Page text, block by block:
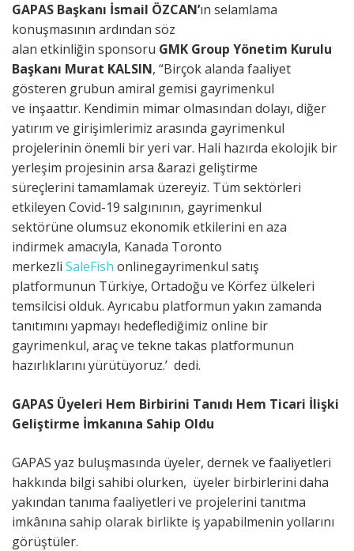
GAPAS Başkanı İsmail ÖZCAN’ın selamlama
konuşmasının ardından söz
alan etkinliğin sponsoru GMK Group Yönetim Kurulu
Başkanı Murat KALSIN, “Birçok alanda faaliyet
gösteren grubun amiral gemisi gayrimenkul
ve inşaattır. Kendimin mimar olmasından dolayı, diğer
yatırım ve girişimlerimiz arasında gayrimenkul
projelerinin önemli bir yeri var. Hali hazırda ekolojik bir
yerleşim projesinin arsa &arazi geliştirme
süreçlerini tamamlamak üzereyiz. Tüm sektörleri
etkileyen Covid-19 salgınının, gayrimenkul
sektörüne olumsuz ekonomik etkilerini en aza
indirmek amacıyla, Kanada Toronto
merkezli SaleFish onlinegayrimenkul satış
platformunun Türkiye, Ortadoğu ve Körfez ülkeleri
temsilcisi olduk. Ayrıcabu platformun yakın zamanda
tanıtımını yapmayı hedeflediğimiz online bir
gayrimenkul, araç ve tekne takas platformunun
hazırlıklarını yürütüyoruz.’ dedi.
GAPAS Üyeleri Hem Birbirini Tanıdı Hem Ticari İlişki
Geliştirme İmkanına Sahip Oldu
GAPAS yaz buluşmasında üyeler, dernek ve faaliyetleri
hakkında bilgi sahibi olurken, üyeler birbirlerini daha
yakından tanıma faaliyetleri ve projelerini tanıtma
imkânına sahip olarak birlikte iş yapabilmenin yollarını
görüştüler.